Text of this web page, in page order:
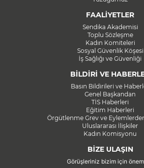
FAALİYETLER
Sendika Akademisi
Toplu Sözleşme
Kadın Komiteleri
Sosyal Güvenlik Köşesi
İş Sağlığı ve Güvenliği
BİLDİRİ VE
Basın Bildirileri ve
Genel Başkandan
TİS Haberleri
Eğitim Haberleri
Örgütlenme Grev ve
Uluslararası İlişkiler
Kadın Komisyonu
BİZE ULAŞIN
Görüşleriniz bizim için